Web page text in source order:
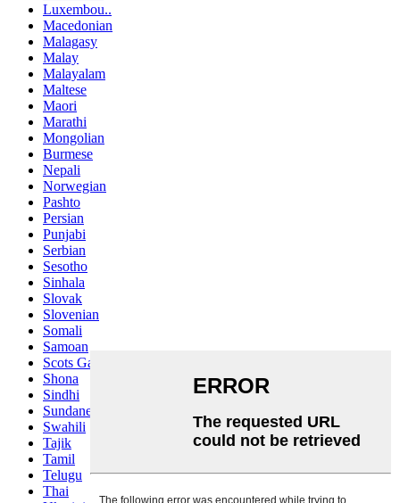
Luxembou..
Macedonian
Malagasy
Malay
Malayalam
Maltese
Maori
Marathi
Mongolian
Burmese
Nepali
Norwegian
Pashto
Persian
Punjabi
Serbian
Sesotho
Sinhala
Slovak
Slovenian
Somali
Samoan
Scots Gaelic
Shona
Sindhi
Sundanese
Swahili
Tajik
Tamil
Telugu
Thai